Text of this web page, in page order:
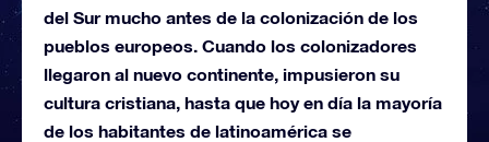
del Sur mucho antes de la colonización de los
pueblos europeos. Cuando los colonizadores
llegaron al nuevo continente, impusieron su
cultura cristiana, hasta que hoy en día la mayoría
de los habitantes de latinoamérica se